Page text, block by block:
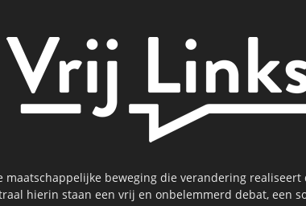
maatschappelijke beweging die verandering
hierin staan een vrij en onbelemmerd debat, een